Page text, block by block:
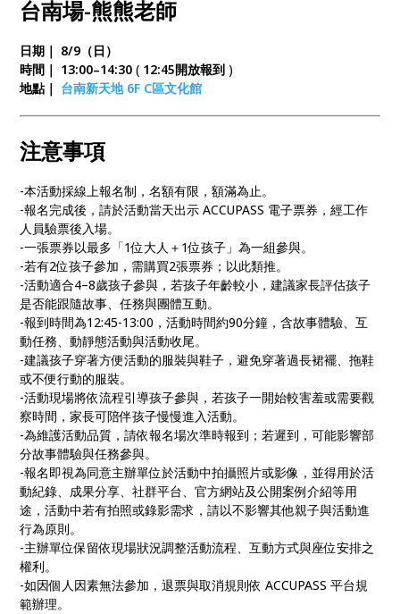
台南場-熊熊老師
日期｜ 8/9（日）
時間｜ 13:00–14:30( 12:45開放報到 )
地點｜ 台南新天地 6F C區文化館
注意事項
-本活動採線上報名制，名額有限，額滿為止。
-報名完成後，請於活動當天出示 ACCUPASS 電子票券，經工作
人員驗票後入場。
-一張票券以最多「1位大人＋1位孩子」為一組參與。
-若有2位孩子參加，需購買2張票券；以此類推。
-活動適合4–8歲孩子參與，若孩子年齡較小，建議家長評估孩子
是否能跟隨故事、任務與團體互動。
-報到時間為12:45-13:00，活動時間約90分鐘，含故事體驗、互
動任務、動靜態活動與活動收尾。
-建議孩子穿著方便活動的服裝與鞋子，避免穿著過長裙襬、拖鞋
或不便行動的服裝。
-活動現場將依流程引導孩子參與，若孩子一開始較害羞或需要觀
察時間，家長可陪伴孩子慢慢進入活動。
-為維護活動品質，請依報名場次準時報到；若遲到，可能影響部
分故事體驗與任務參與。
-報名即視為同意主辦單位於活動中拍攝照片或影像，並得用於活
動紀錄、成果分享、社群平台、官方網站及公開案例介紹等用
途，活動中若有拍照或錄影需求，請以不影響其他親子與活動進
行為原則。
-主辦單位保留依現場狀況調整活動流程、互動方式與座位安排之
權利。
-如因個人因素無法參加，退票與取消規則依 ACCUPASS 平台規
範辦理。